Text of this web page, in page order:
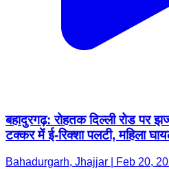
बहादुरगढ़: रोहतक दिल्ली रोड पर
टक्कर में ई-रिक्शा पलटी, महिला
Bahadurgarh, Jhajjar | Feb 20,